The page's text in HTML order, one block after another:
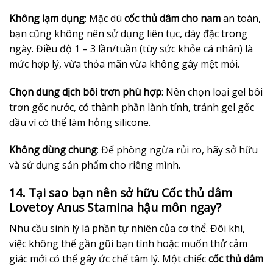
Không lạm dụng: Mặc dù cốc thủ dâm cho naman toàn,
bạn cũng không nên sử dụng liên tục, dày đặc trong
ngày. Điều độ 1 – 3 lần/tuần (tùy sức khỏe cá nhân) là
mức hợp lý, vừa thỏa mãn vừa không gây mệt mỏi.
Chọn dung dịch bôi trơn phù hợp: Nên chọn loại gel bôi
trơn gốc nước, có thành phần lành tính, tránh gel gốc
dầu vì có thể làm hỏng silicone.
Không dùng chung: Để phòng ngừa rủi ro, hãy sở hữu
và sử dụng sản phẩm cho riêng mình.
14. Tại sao bạn nên sở hữu Cốc thủ dâm
Lovetoy Anus Stamina hậu môn ngay?
Nhu cầu sinh lý là phần tự nhiên của cơ thể. Đôi khi,
việc không thể gần gũi bạn tình hoặc muốn thử cảm
giác mới có thể gây ức chế tâm lý. Một chiếccốc thủ dâm